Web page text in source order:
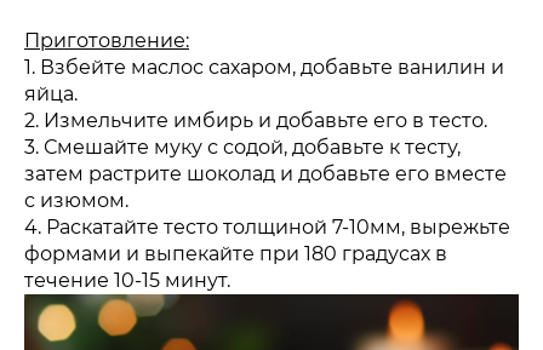
Приготовление:
1. Взбейте маслос сахаром, добавьте ванилин и
яйца.
2. Измельчите имбирь и добавьте его в тесто.
3. Смешайте муку с содой, добавьте к тесту,
затем растрите шоколад и добавьте его вместе
с изюмом.
4. Раскатайте тесто толщиной 7-10мм, вырежьте
формами и выпекайте при 180 градусах в
течение 10-15 минут.